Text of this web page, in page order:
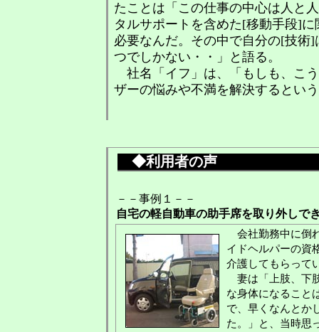
たことは「この仕事の中心は人と
タルサポートを含めた[移動手段]
必要なんだ。その中で自分の[技術
つでしかない・・」と語る。
社名「イフ」は、「もしも、こ
ザーの悩みや不満を解決するとい
◆利用者の声
－－事例１－－
自宅の軽自動車の助手席を取り外しで
会社勤務中に倒
イドヘルパーの資
介護してもらって
妻は「上肢、下
な身体になること
で、早くなんとか
た。」と、当時思